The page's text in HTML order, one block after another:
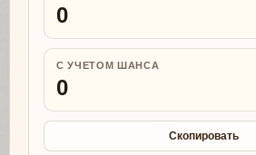
0
С УЧЕТОМ ШАНСА
0
Скопировать